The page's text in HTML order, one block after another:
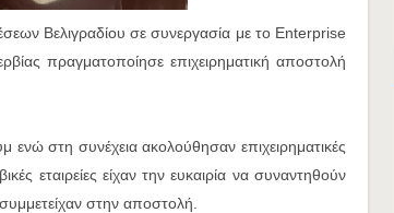
Βελιγραδίου σε συνεργασία με το Enterprise
πραγματοποίησε επιχειρηματική αποστολή
στη συνέχεια ακολούθησαν επιχειρηματικές
εταιρείες είχαν την ευκαιρία να συναντηθούν
στην αποστολή.